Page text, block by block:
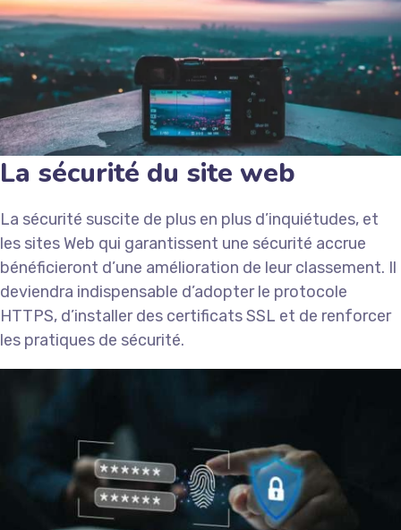
La sécurité du site web
La sécurité suscite de plus en plus d’inquiétudes, et
les sites Web qui garantissent une sécurité accrue
bénéficieront d’une amélioration de leur classement. Il
deviendra indispensable d’adopter le protocole
HTTPS, d’installer des certificats SSL et de renforcer
les pratiques de sécurité.